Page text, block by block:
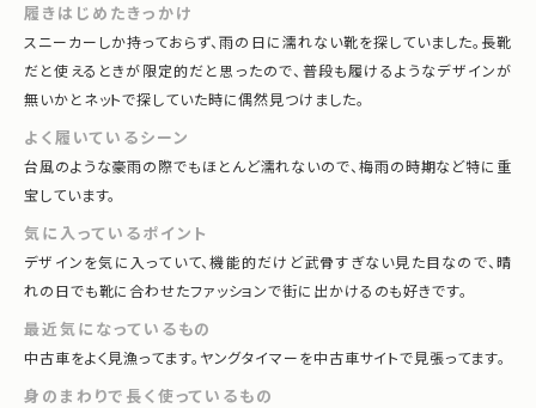
履きはじめたきっかけ
スニーカーしか持っておらず、雨の日に濡れない靴を探していました。長靴
だと使えるときが限定的だと思ったので、普段も履けるようなデザインが
無いかとネットで探していた時に偶然見つけました。
よく履いているシーン
台風のような豪雨の際でもほとんど濡れないので、梅雨の時期など特に重
宝しています。
気に入っているポイント
デザインを気に入っていて、機能的だけど武骨すぎない見た目なので、晴
れの日でも靴に合わせたファッションで街に出かけるのも好きです。
最近気になっているもの
中古車をよく見漁ってます。ヤングタイマーを中古車サイトで見張ってます。
身のまわりで長く使っているもの